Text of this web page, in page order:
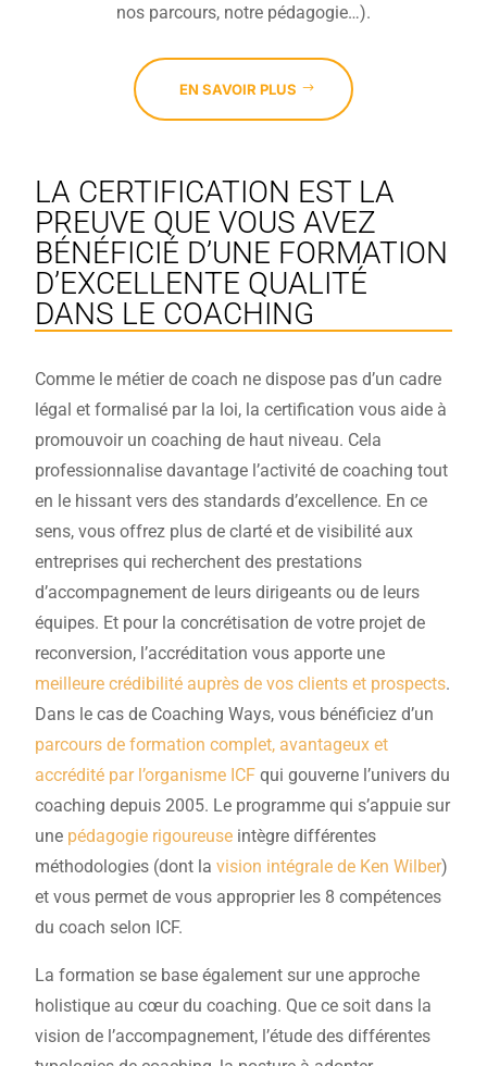
nos parcours, notre pédagogie…).
EN SAVOIR PLUS
LA CERTIFICATION EST LA
PREUVE QUE VOUS AVEZ
BÉNÉFICIÉ D’UNE FORMATION
D’EXCELLENTE QUALITÉ
DANS LE COACHING
Comme le métier de coach ne dispose pas d’un cadre
légal et formalisé par la loi, la certification vous aide à
promouvoir un coaching de haut niveau. Cela
professionnalise davantage l’activité de coaching tout
en le hissant vers des standards d’excellence. En ce
sens, vous offrez plus de clarté et de visibilité aux
entreprises qui recherchent des prestations
d’accompagnement de leurs dirigeants ou de leurs
équipes. Et pour la concrétisation de votre projet de
reconversion, l’accréditation vous apporte une
meilleure crédibilité auprès de vos clients et prospects.
Dans le cas de Coaching Ways, vous bénéficiez d’un
parcours de formation complet, avantageux et
accrédité par l’organisme ICF qui gouverne l’univers du
coaching depuis 2005. Le programme qui s’appuie sur
une pédagogie rigoureuse intègre différentes
méthodologies (dont lavision intégrale de Ken Wilber)
et vous permet de vous approprier les 8 compétences
du coach selon ICF.
La formation se base également sur une approche
holistique au cœur du coaching. Que ce soit dans la
vision de l’accompagnement, l’étude des différentes